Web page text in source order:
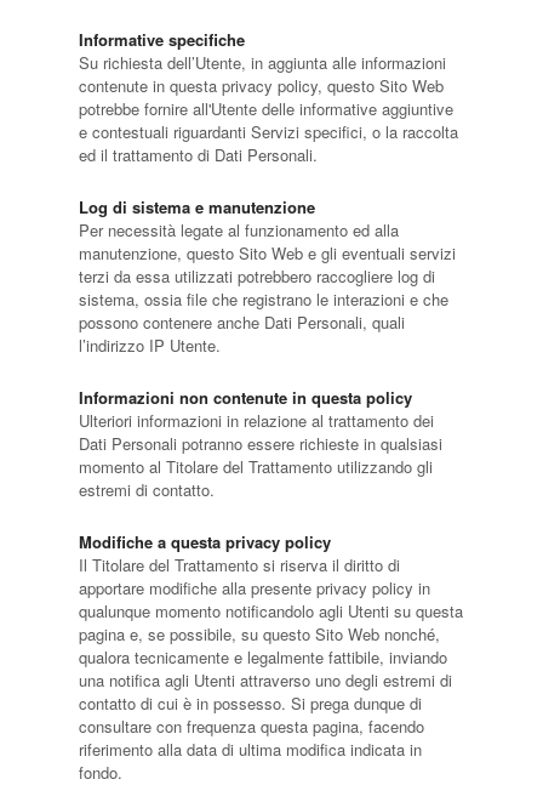
Informative specifiche
Su richiesta dell’Utente, in aggiunta alle informazioni
contenute in questa privacy policy, questo Sito Web
potrebbe fornire all'Utente delle informative aggiuntive
e contestuali riguardanti Servizi specifici, o la raccolta
ed il trattamento di Dati Personali.
Log di sistema e manutenzione
Per necessità legate al funzionamento ed alla
manutenzione, questo Sito Web e gli eventuali servizi
terzi da essa utilizzati potrebbero raccogliere log di
sistema, ossia file che registrano le interazioni e che
possono contenere anche Dati Personali, quali
l’indirizzo IP Utente.
Informazioni non contenute in questa policy
Ulteriori informazioni in relazione al trattamento dei
Dati Personali potranno essere richieste in qualsiasi
momento al Titolare del Trattamento utilizzando gli
estremi di contatto.
Modifiche a questa privacy policy
Il Titolare del Trattamento si riserva il diritto di
apportare modifiche alla presente privacy policy in
qualunque momento notificandolo agli Utenti su questa
pagina e, se possibile, su questo Sito Web nonché,
qualora tecnicamente e legalmente fattibile, inviando
una notifica agli Utenti attraverso uno degli estremi di
contatto di cui è in possesso. Si prega dunque di
consultare con frequenza questa pagina, facendo
riferimento alla data di ultima modifica indicata in
fondo.